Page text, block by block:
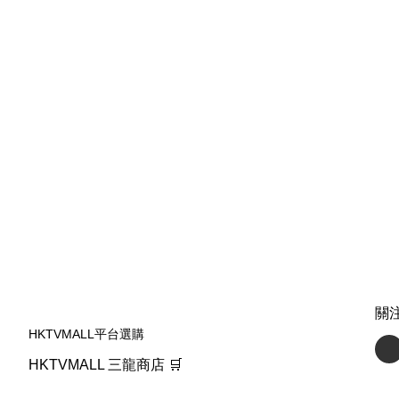
HKTVMALL平台選購
HKTVMALL 三龍商店 🛒
關